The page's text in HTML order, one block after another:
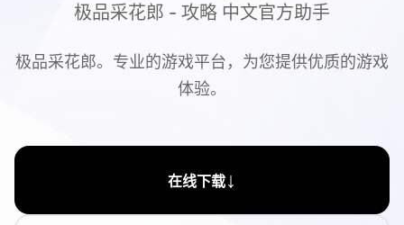
极品采花郎 - 攻略 中文官方助手
极品采花郎。专业的游戏平台，为您提供优质的游戏
体验。
在线下载↓